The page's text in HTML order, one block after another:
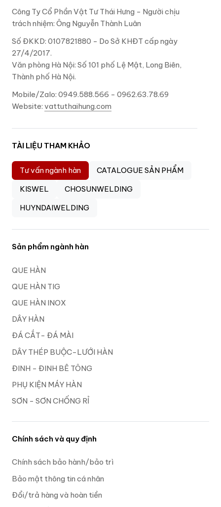
Công Ty Cổ Phần Vật Tư Thái Hưng - Người chịu
trách nhiệm: Ông Nguyễn Thành Luân
Số ĐKKD: 0107821880 - Do Sở KHĐT cấp ngày
27/4/2017.
Văn phòng Hà Nội: Số 101 phố Lệ Mật, Long Biên,
Thành phố Hà Nội.
Mobile/Zalo: 0949.588.566 - 0962.63.78.69
Website: vattuthaihung.com
TÀI LIỆU THAM KHẢO
Tư vấn ngành hàn
CATALOGUE SẢN PHẨM
KISWEL
CHOSUNWELDING
HUYNDAIWELDING
Sản phẩm ngành hàn
QUE HÀN
QUE HÀN TIG
QUE HÀN INOX
DÂY HÀN
ĐÁ CẮT- ĐÁ MÀI
DÂY THÉP BUỘC-LƯỚI HÀN
ĐINH - ĐINH BÊ TÔNG
PHỤ KIỆN MÁY HÀN
SƠN - SƠN CHỐNG RỈ
Chính sách và quy định
Chính sách bảo hành/bảo trì
Bảo mật thông tin cá nhân
Đổi/trả hàng và hoàn tiền